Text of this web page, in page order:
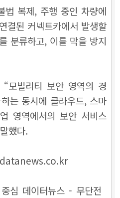
법 복제, 주행 중인 차량에
결된 커넥트카에서 발생할
분류하고, 이를 막을 방지
“모빌리티 보안 영역의 경
는 동시에 클라우드, 스마
영역에서의 보안 서비스
했다.
심 데이터뉴스 - 무단전